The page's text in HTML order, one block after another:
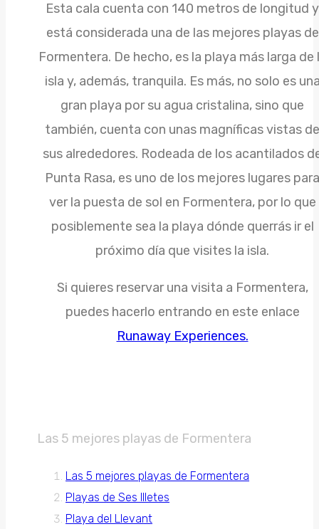
Esta cala cuenta con 140 metros de longitud y
está considerada una de las mejores playas de
Formentera. De hecho, es la playa más larga de
isla y, además, tranquila. Es más, no solo es
gran playa por su agua cristalina, sino que
también, cuenta con unas magníficas vistas de
sus alrededores. Rodeada de los acantilados
Punta Rasa, es uno de los mejores lugares para
ver la puesta de sol en Formentera, por lo que
posiblemente sea la playa dónde querrás ir el
próximo día que visites la isla.
Si quieres reservar una visita a Formentera,
puedes hacerlo entrando en este enlace
Runaway Experiences.
Las 5 mejores playas de Formentera
Las 5 mejores playas de Formentera
Playas de Ses Illetes
Playa del Llevant